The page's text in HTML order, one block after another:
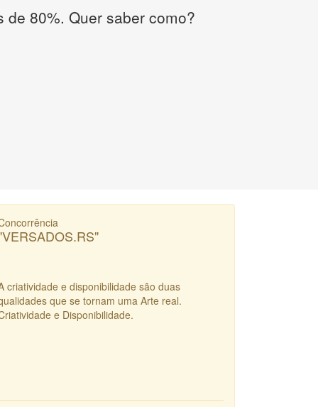
de 80%. Quer saber como?
criatividade e disponibilidade são duas
que se tornam uma Arte real.
e Disponibilidade.